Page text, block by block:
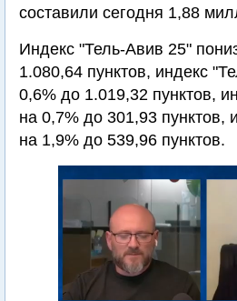
составили сегодня 1,88
Индекс "Тель-Авив 25"
1.080,64 пунктов, индекс
0,6% до 1.019,32 пунктов,
на 0,7% до 301,93
на 1,9% до 539,96 пунктов.